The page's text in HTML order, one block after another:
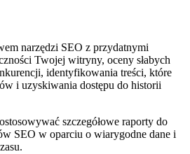
narzędzi SEO z przydatnymi
Twojej witryny, oceny słabych
identyfikowania treści, które
i uzyskiwania dostępu do historii
szczegółowe raporty do
SEO w oparciu o wiarygodne dane i